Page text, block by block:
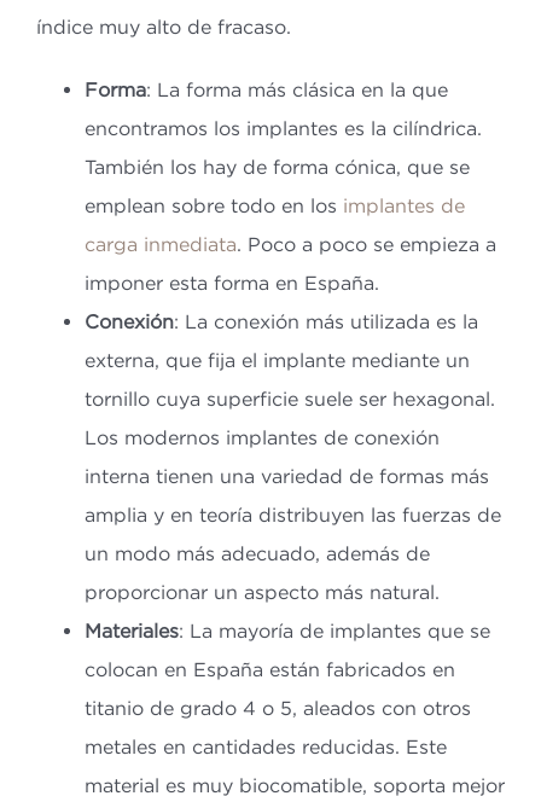
índice muy alto de fracaso.
Forma: La forma más clásica en la que
encontramos los implantes es la cilíndrica.
También los hay de forma cónica, que se
emplean sobre todo en los implantes de
carga inmediata. Poco a poco se empieza a
imponer esta forma en España.
Conexión: La conexión más utilizada es la
externa, que fija el implante mediante un
tornillo cuya superficie suele ser hexagonal.
Los modernos implantes de conexión
interna tienen una variedad de formas más
amplia y en teoría distribuyen las fuerzas de
un modo más adecuado, además de
proporcionar un aspecto más natural.
Materiales: La mayoría de implantes que se
colocan en España están fabricados en
titanio de grado 4 o 5, aleados con otros
metales en cantidades reducidas. Este
material es muy biocomatible, soporta mejor